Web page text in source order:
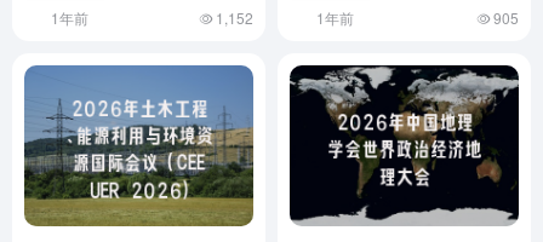
1年前 1,152 1年前 905